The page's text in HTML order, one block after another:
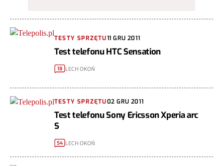
TESTY SPRZĘTU11 GRU 2011
Test telefonu HTC Sensation
18 LECH OKOŃ
TESTY SPRZĘTU02 GRU 2011
Test telefonu Sony Ericsson Xperia arc
S
54 LECH OKOŃ